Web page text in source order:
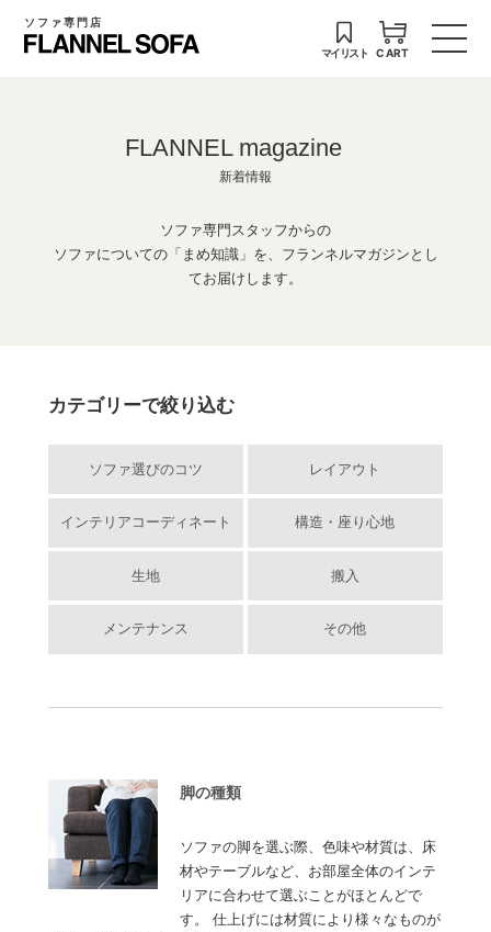
ソファ専門店
マイリスト CART
FLANNEL magazine
新着情報
ソファ専門スタッフからの
ソファについての「まめ知識」を、フランネルマガジンとし
てお届けします。
カテゴリーで絞り込む
ソファ選びのコツ レイアウト
インテリアコーディネート 構造・座り心地
生地 搬入
メンテナンス その他
脚の種類
ソファの脚を選ぶ際、色味や材質は、床
材やテーブルなど、お部屋全体のインテ
リアに合わせて選ぶことがほとんどで
す。 仕上げには材質により様々なものが